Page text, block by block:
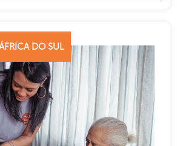
DO SUL